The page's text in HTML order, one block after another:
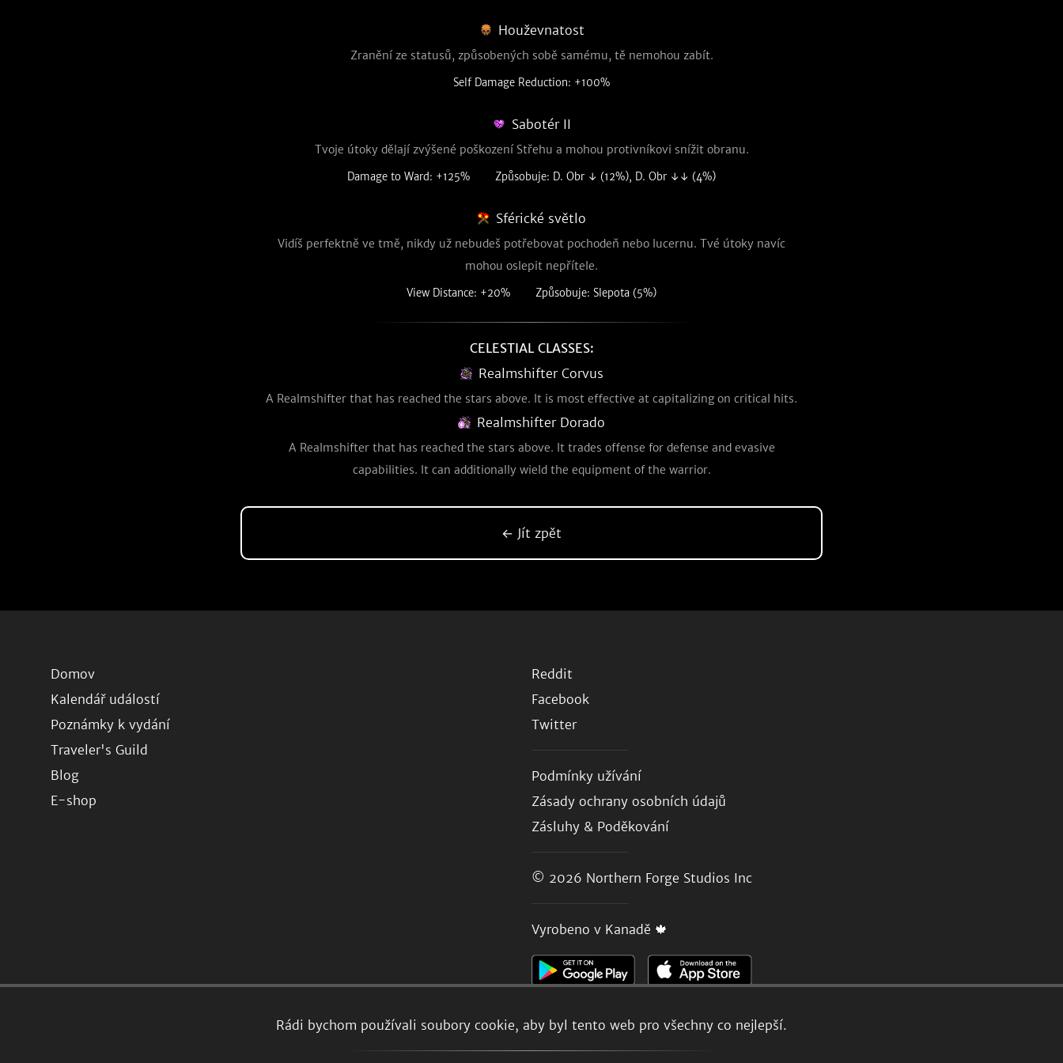
Rádi bychom používali soubory cookie, aby byl tento web pro všechny co nejlepší.
Houževnatost
Zranění ze statusů, způsobených sobě samému, tě nemohou zabít.
Self Damage Reduction: +100%
Sabotér II
Tvoje útoky dělají zvýšené poškození Střehu a mohou protivníkovi snížit obranu.
Damage to Ward: +125% Způsobuje: D. Obr ↓ (12%), D. Obr ↓↓ (4%)
Sférické světlo
Vidíš perfektně ve tmě, nikdy už nebudeš potřebovat pochodeň nebo lucernu. Tvé útoky navíc
mohou oslepit nepřítele.
View Distance: +20% Způsobuje: Slepota (5%)
CELESTIAL CLASSES:
Realmshifter Corvus
A Realmshifter that has reached the stars above. It is most effective at capitalizing on critical hits.
Realmshifter Dorado
A Realmshifter that has reached the stars above. It trades offense for defense and evasive
capabilities. It can additionally wield the equipment of the warrior.
← Jít zpět
Domov
Kalendář událostí
Poznámky k vydání
Traveler's Guild
Blog
E-shop
Reddit
Facebook
Twitter
Podmínky užívání
Zásady ochrany osobních údajů
Zásluhy & Poděkování
© 2026 Northern Forge Studios Inc
Vyrobeno v Kanadě 🍁